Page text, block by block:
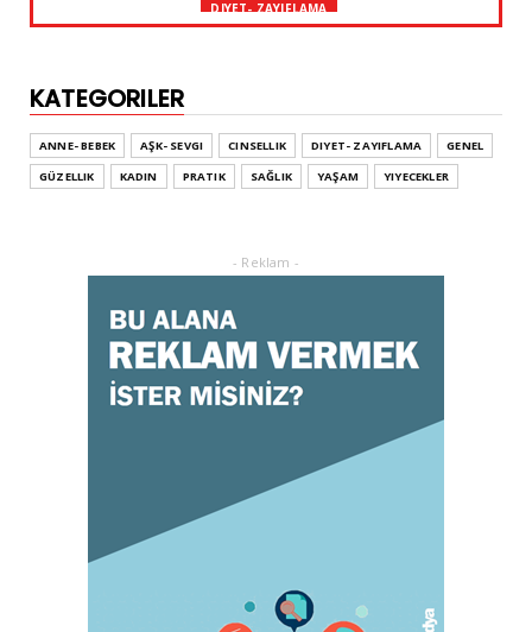
DIYET- ZAYIFLAMA
Leke ve çatlak tedavisinde radyofrekans
yöntemi
February 02, 2025
Dufold Etiketler Hakkında Bilgi
Doğru ayakkabı mutlu çocuk!
July 31, 2023
Orgazm olan kadınlar daha çabuk hamile
kalıyor
May 05, 2023
KATEGORILER
ANNE- BEBEK AŞK- SEVGI CINSELLIK DIYET- ZAYIFLAMA
GENEL
GÜZELLIK
KADIN PRATIK SAĞLIK YAŞAM YIYECEKLER
- Reklam -